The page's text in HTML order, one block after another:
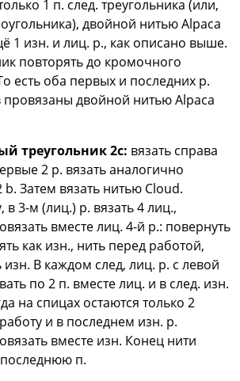
1 п. след. треугольника (или,
двойной нитью Alpaca
1 изн. и лиц. р., как описано выше.
повторять до кромочного
есть оба первых и последних р.
двойной нитью Alpaca
треугольник 2с: вязать справа
2 р. вязать аналогично
Затем вязать нитью Cloud.
в 3-м (лиц.) р. вязать 4 лиц.,
вместе лиц. 4-й р.: повернуть
как изн., нить перед работой,
изн. В каждом след, лиц. р. с левой
по 2 п. вместе лиц. и в след. изн.
на спицах остаются только 2
и в последнем изн. р.
вместе изн. Конец нити
последнюю п.